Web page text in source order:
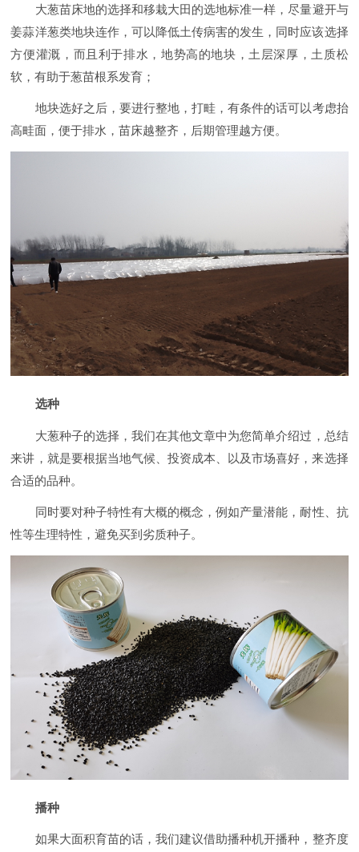
大葱苗床地的选择和移栽大田的选地标准一样，尽量避开与
姜蒜洋葱类地块连作，可以降低土传病害的发生，同时应该选择
方便灌溉，而且利于排水，地势高的地块，土层深厚，土质松
软，有助于葱苗根系发育；
地块选好之后，要进行整地，打畦，有条件的话可以考虑抬
高畦面，便于排水，苗床越整齐，后期管理越方便。
选种
大葱种子的选择，我们在其他文章中为您简单介绍过，总结
来讲，就是要根据当地气候、投资成本、以及市场喜好，来选择
合适的品种。
同时要对种子特性有大概的概念，例如产量潜能，耐性、抗
性等生理特性，避免买到劣质种子。
播种
如果大面积育苗的话，我们建议借助播种机开播种，整齐度